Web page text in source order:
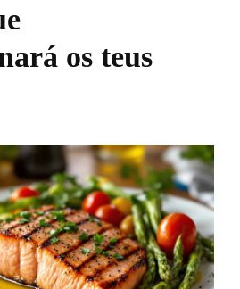
os teus